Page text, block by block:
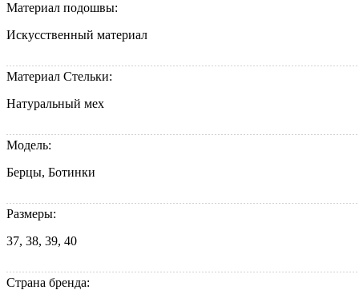
Материал подошвы:
Искусственный материал
Материал Стельки:
Натуральный мех
Модель:
Берцы, Ботинки
Размеры:
37, 38, 39, 40
Страна бренда: